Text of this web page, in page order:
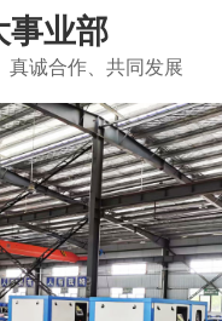
事业部
真诚合作、共同发展